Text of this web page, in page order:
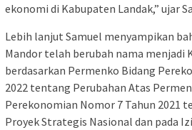
ekonomi di Kabupaten Landak,” ujar
Lebih lanjut Samuel menyampikan
Mandor telah berubah nama menjadi
berdasarkan Permenko Bidang
2022 tentang Perubahan Atas
Perekonomian Nomor 7 Tahun 2021
Proyek Strategis Nasional dan pada